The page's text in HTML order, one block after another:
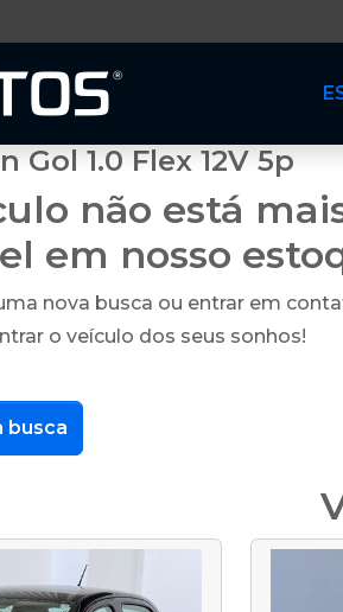
Gol 1.0 Flex 12V 5p
não está
em nosso
nova busca ou entrar em
o veículo dos seus sonhos!
busca